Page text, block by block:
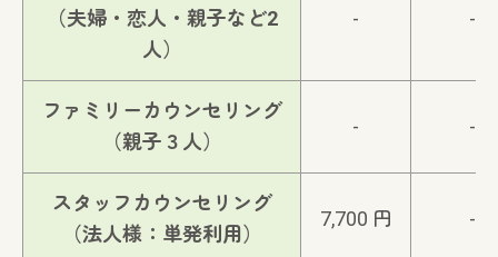
（夫婦・恋人・親子など2
人）
- -
ファミリーカウンセリング
（親子３人）
- -
スタッフカウンセリング
（法人様：単発利用）
7,700 円 -